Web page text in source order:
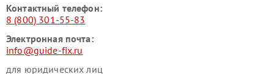
Контактный телефон:
8 (800) 301-55-83
Электронная почта:
info@guide-fix.ru
для юридических лиц